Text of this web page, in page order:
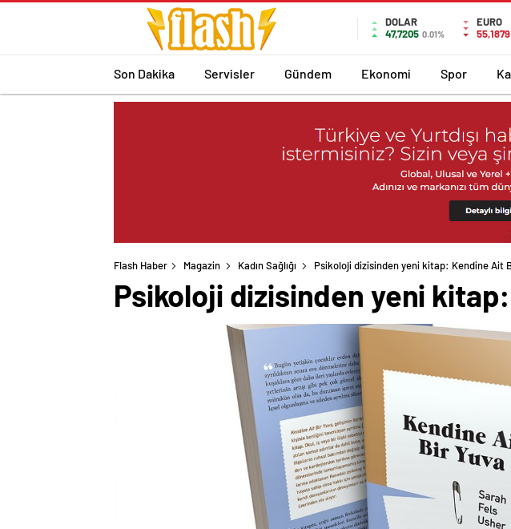
DOLAR
47,7205 0.01%
EURO
55,1879
Son Dakika Servisler Gündem Ekonomi Spor
Flash Haber Magazin Kadın Sağlığı Psikoloji dizisinden yeni kitap: Kendine Ait
Psikoloji dizisinden yeni